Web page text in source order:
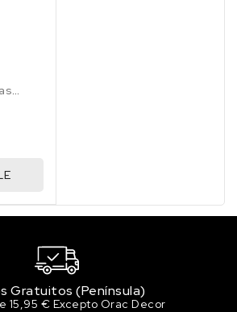
Gratuitos (Península)
15,95 € Excepto Orac Decor